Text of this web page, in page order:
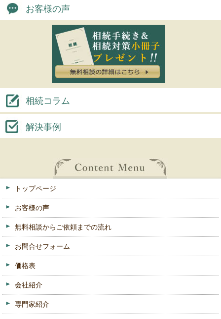
お客様の声
相続コラム
解決事例
トップページ
お客様の声
無料相談からご依頼までの流れ
お問合せフォーム
価格表
会社紹介
専門家紹介